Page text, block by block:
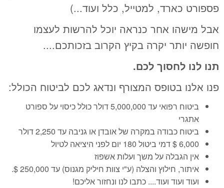
פספורט כארד, למטייל, כלל ועוד...)
אבל מישהו אחר כנראה יוכל להרשות לעצמו
חופשה יותר יקרה בקיץ הקרוב בזכותכם....
תנו לנו לחסוך לכם.
פנו אלנו בטופס המצורף ונדאג לכם לביטוח הכולל:
ביטוח רפואי עד 5,000,000 דולר כולל כיסוי על ספורט
אתגרי
ביטוח כבודה במקרה של אובדן או גניבה עד 2,250 דולר
6,000 $ דמי ביטול 180 יום לפני היציאה לטיול
אין הגבלה על משך ועלות אשפוז
איתור, חילוץ והצלה (ע"י צוות חיליק מגנוס) עד 250,000 $.
ועוד ועוד ועוד.... כתבו לנו ונחזור אליכם!